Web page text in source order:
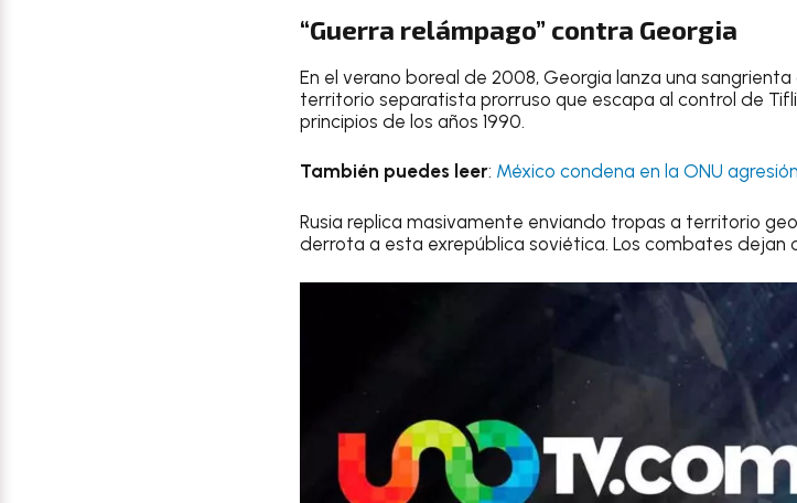
“Guerra relámpago” contra Georgia
En el verano boreal de 2008, Georgia lanza una
territorio separatista prorruso que escapa al control de
principios de los años 1990.
También puedes leer: México condena en la ONU
Rusia replica masivamente enviando tropas a territorio
derrota a esta exrepública soviética. Los combates dejan